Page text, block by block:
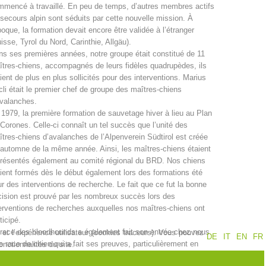
de sauvetage Contakt
Jahresberichte
Formation
Prévention PEER
à travaillé. En peu de temps, d’autres membres actifs
alpin sont séduits par cette nouvelle mission. À
la formation devait encore être validée à l’étranger
Tyrol du Nord, Carinthie, Allgäu).
ses premières années, notre groupe était constitué de 11
chiens, accompagnés de leurs fidèles quadrupèdes, ils
de plus en plus sollicités pour des interventions. Marius
était le premier chef de groupe des maîtres-chiens
1979, la première formation de sauvetage hiver à lieu au Plan
Celle-ci connaît un tel succès que l’unité des
chiens d’avalanches de l’Alpenverein Südtirol est créée
de la même année. Ainsi, les maîtres-chiens étaient
également au comité régional du BRD. Nos chiens
formés dès le début également lors des formations été
des interventions de recherche. Le fait que ce fut la bonne
est prouvé par les nombreux succès lors des
de recherches auxquelles nos maîtres-chiens ont
des bloodhounds a également fait son entrée chez nous.
race de chien qui a fait ses preuves, particulièrement en
DE
IT EN FR
l’expérience utilisateur (cookies traceurs). Vous pouvez
du site.